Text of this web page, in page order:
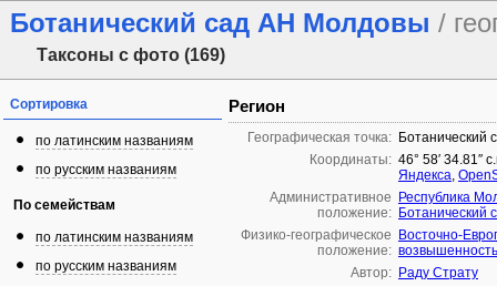
Ботанический сад АН Молдовы /
Таксоны с фото (169)
Сортировка
по латинским названиям
по русским названиям
По семействам
по латинским названиям
по русским названиям
Регион
Географическая точка:
Координаты: 46° 58′ 34.81″
Яндекса,
Административное
положение:
Республика
Ботанический
Физико-географическое
положение:
Восточно-
Автор: Раду Страту